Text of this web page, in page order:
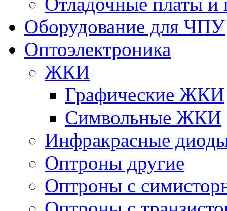
Оборудование для ЧПУ
Оптоэлектроника
ЖКИ
Графические ЖКИ
Символьные ЖКИ
Инфракрасные
Оптроны другие
Оптроны с